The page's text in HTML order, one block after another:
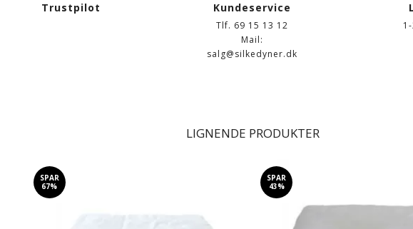
Trustpilot Kundeservice
Tlf. 69 15 13 12
Mail:
salg@silkedyner.dk
LIGNENDE PRODUKTER
SPAR
67%
SPAR
43%